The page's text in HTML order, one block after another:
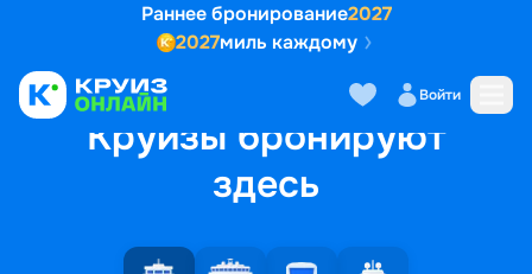
Раннее бронирование2027
2027миль каждому
Войти
Круизы бронируют
здесь